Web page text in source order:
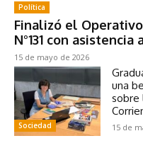
Política
Finalizó el
N°131 con
15 de mayo de 2026
Sociedad
una
sobre
15 de